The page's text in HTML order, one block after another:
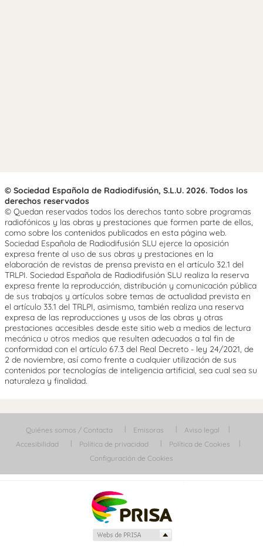
© Sociedad Española de Radiodifusión, S.L.U. 2026. Todos los
derechos reservados
© Quedan reservados todos los derechos tanto sobre programas
radiofónicos y las obras y prestaciones que formen parte de ellos,
como sobre los contenidos publicados en esta página web.
Sociedad Española de Radiodifusión SLU ejerce la oposición
expresa frente al uso de sus obras y prestaciones en la
elaboración de revistas de prensa prevista en el artículo 32.1 del
TRLPI. Sociedad Española de Radiodifusión SLU realiza la reserva
expresa frente la reproducción, distribución y comunicación pública
de sus trabajos y artículos sobre temas de actualidad prevista en
el artículo 33.1 del TRLPI, asimismo, también realiza una reserva
expresa de las reproducciones y usos de las obras y otras
prestaciones accesibles desde este sitio web a medios de lectura
mecánica u otros medios que resulten adecuados a tal fin de
conformidad con el artículo 67.3 del Real Decreto - ley 24/2021, de
2 de noviembre, así como frente a cualquier utilización de sus
contenidos por tecnologías de inteligencia artificial, sea cual sea su
naturaleza y finalidad.
Quiénes somos / Contacta Emisoras
Aviso legal
Accesibilidad
Política de privacidad
Política de Cookies
Configuración de Cookies